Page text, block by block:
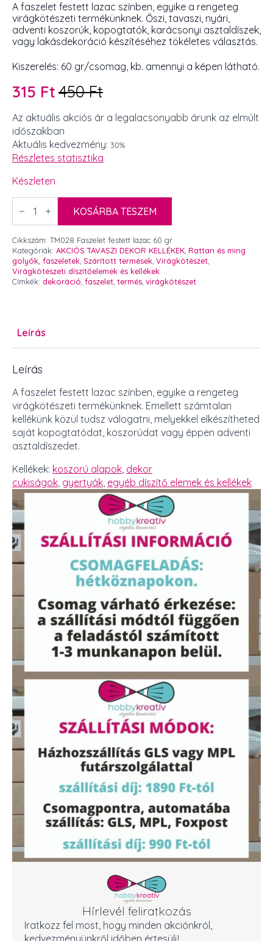
A faszelet festett lazac színben, egyike a rengeteg
virágkötészeti termékünknek. Őszi, tavaszi, nyári,
adventi koszorúk, kopogtatók, karácsonyi asztaldíszek,
vagy lakásdekoráció készítéséhez tökéletes választás.
Kiszerelés: 60 gr/csomag, kb. amennyi a képen látható.
450Ft
Original
price
was:
450 Ft.
315 Ft
Current
price
is:
315 Ft.
Az aktuális akciós ár a legalacsonyabb árunk az elmúlt
időszakban
Aktuális kedvezmény: 30%
Részletes statisztika
Készleten
Faszelet
festett
gr
mennyiség
KOSÁRBA TESZEM
Cikkszám: TM028 Faszelet festett lazac 60 gr
Kategóriák: AKCIÓS TAVASZI DEKOR KELLÉKEK Rattan és ming
golyók, faszeletek Szárított termések Virágkötészet
Virágkötészeti díszítőelemek és kellékek
Címkék: dekoráció faszelet termés virágkötészet
Leírás
Leírás
A faszelet festett lazac színben, egyike a rengeteg
virágkötészeti termékünknek. Emellett számtalan
kellékünk közül tudsz válogatni, melyekkel elkészítheted
saját kopogtatódat, koszorúdat vagy éppen adventi
asztaldíszedet.
Kellékek: koszorú alapok dekor
cukiságok gyertyák egyéb díszítő elemek és kellékek
Hírlevél feliratkozás
Iratkozz fel most, hogy minden akciónkról,
kedvezményünkről időben értesülj!